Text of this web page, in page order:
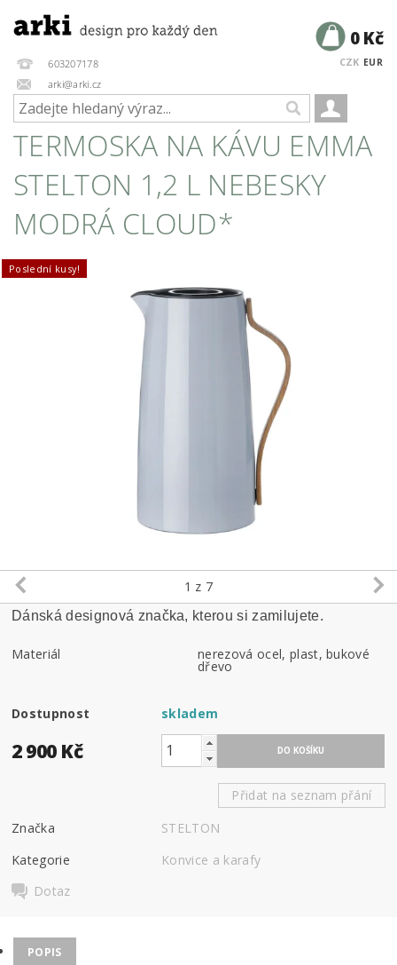
603207178
arki@arki.cz
CZK EUR
0 Kč
TERMOSKA NA KÁVU EMMA
STELTON 1,2 L NEBESKY
MODRÁ CLOUD*
Poslední kusy!
1 z 7
Dánská designová značka, kterou si zamilujete.
Materiál nerezová ocel, plast, bukové
dřevo
Dostupnost skladem
2 900 Kč
Přidat na seznam přání
Značka
STELTON
Kategorie
Konvice a karafy
Dotaz
POPIS